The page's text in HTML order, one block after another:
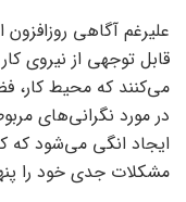
علیرغم آگاهی
می‌کنند که محیط کار،
در مورد نگرانی‌های
ایجاد انگی می‌شود که
مشکلات جدی خود را